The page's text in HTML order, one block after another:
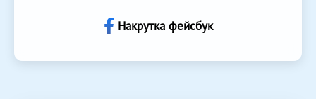
Накрутка фейсбук